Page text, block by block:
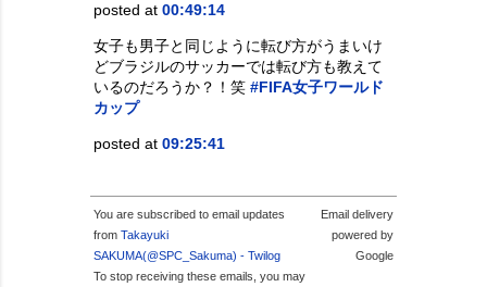
posted at 00:49:14
女子も男子と同じように転び方がうまいけ
どブラジルのサッカーでは転び方も教えて
いるのだろうか？！笑 #FIFA女子ワールド
カップ
posted at 09:25:41
You are subscribed to email updates
from Takayuki
SAKUMA(@SPC_Sakuma) - Twilog
To stop receiving these emails, you may
Email delivery
powered by
Google